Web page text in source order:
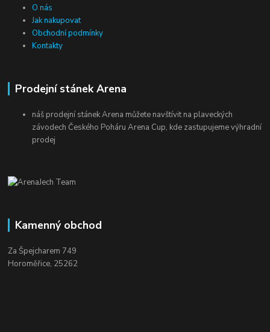
O nás
Jak nakupovat
Obchodní podmínky
Kontakty
Prodejní stánek Arena
náš prodejní stánek Arena můžete navštívit na plaveckých
závodech Českého Poháru Arena Cup, kde zastupujeme výhradní
prodej
Kamenný obchod
Za Špejcharem 749
Horoměřice, 25262